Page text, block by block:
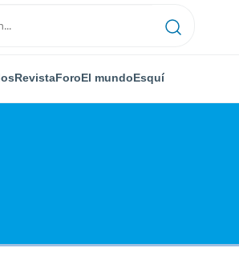
RevistaForoEl mundoEsquí